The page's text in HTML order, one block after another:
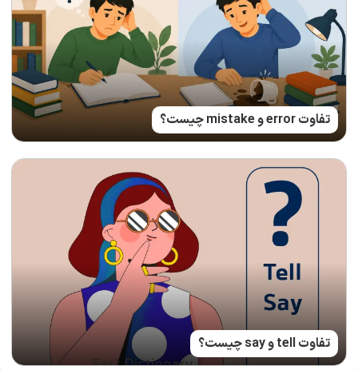
تفاوت error و mistake چیست؟
تفاوت tell و say چیست؟